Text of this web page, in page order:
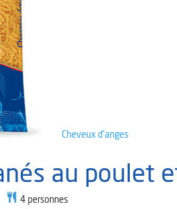
Cheveux d'anges
au poulet
4 personnes